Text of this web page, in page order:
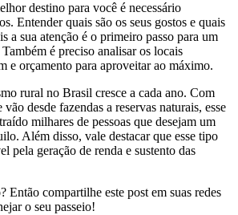
destino para você é necessário
Entender quais são os seus gostos e quais
a sua atenção é o primeiro passo para um
é preciso analisar os locais
e orçamento para aproveitar ao máximo.
rural no Brasil cresce a cada ano. Com
vão desde fazendas a reservas naturais, esse
milhares de pessoas que desejam um
Além disso, vale destacar que esse tipo
pela geração de renda e sustento das
Então compartilhe este post em suas redes
o seu passeio!